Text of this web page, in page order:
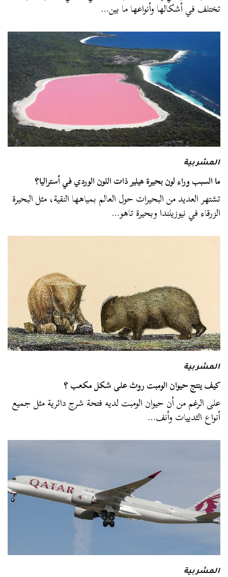
تختلف في أشكالها وأنواعها ما بين…
المشربية
ما السبب وراء لون بحيرة هيلير ذات اللون الوردي في أستراليا؟
تشتهر العديد من البحيرات حول العالم بمياهها النقية، مثل البحيرة
الزرقاء في نيوزيلندا وبحيرة تاهو…
المشربية
كيف ينتج حيوان الومبت روث على شكل مكعب ؟
على الرغم من أن حيوان الومبت لديه فتحة شرج دائرية مثل جميع
أنواع الثدييات وأنف…
المشربية